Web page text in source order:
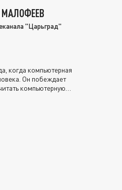
МАЛОФЕЕВ
"Царьград"
когда компьютерная
Он побеждает
компьютерную